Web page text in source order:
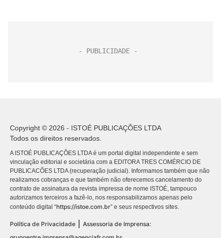
Copyright © 2026 - ISTOÉ PUBLICAÇÕES LTDA
Todos os direitos reservados.
A ISTOÉ PUBLICAÇÕES LTDA é um portal digital independente e sem
vinculação editorial e societária com a EDITORA TRES COMÉRCIO DE
PUBLICACÕES LTDA (recuperação judicial). Informamos também que não
realizamos cobranças e que também não oferecemos cancelamento do
contrato de assinatura da revista impressa de nome ISTOÉ, tampouco
autorizamos terceiros a fazê-lo, nos responsabilizamos apenas pelo
conteúdo digital “https://istoe.com.br” e seus respectivos sites.
Política de Privacidade
Assessoria de Imprensa: